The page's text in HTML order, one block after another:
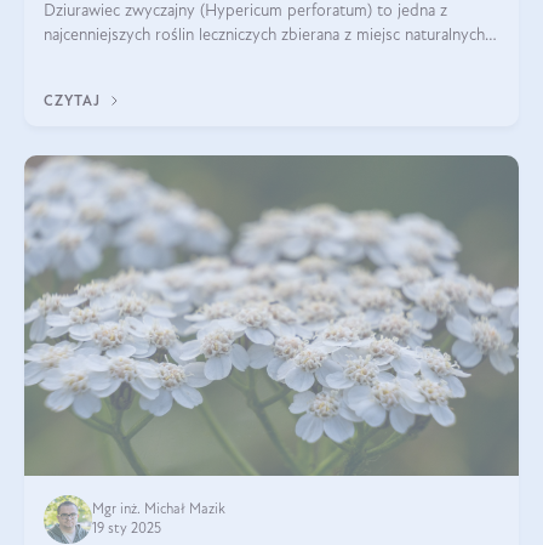
Dziurawiec zwyczajny (Hypericum perforatum) to jedna z
najcenniejszych roślin leczniczych zbierana z miejsc naturalnych i
CZYTAJ
Mgr inż. Michał Mazik
19 sty 2025